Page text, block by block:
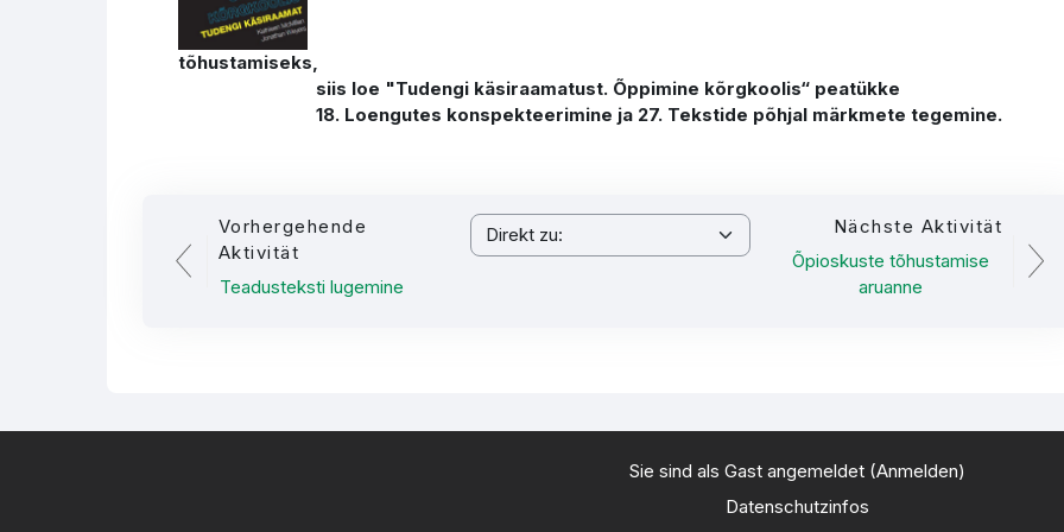
tõhustamiseks,
siis loe "Tudengi käsiraamatust. Õppimine kõrgkoolis“ peatükke
18. Loengutes konspekteerimine ja 27. Tekstide põhjal märkmete tegemine.
Vorhergehende
Aktivität
Teadusteksti lugemine
Direkt zu:
Nächste Aktivität
Õpioskuste tõhustamise
aruanne
Sie sind als Gast angemeldet (Anmelden)
Datenschutzinfos